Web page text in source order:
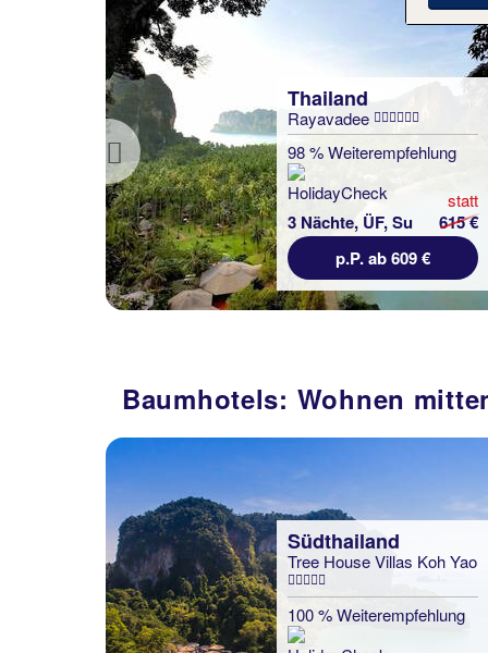
Previous
Costa Rica
Hotel Riu Palace Costa
Rica
76 % Weiterempfehlung
3 Nächte, AI, XX
p.P. ab 409 €
Baumhotels: Wohnen
Südthailand
Tree House Villas Koh Yao
100 % Weiterempfehlung